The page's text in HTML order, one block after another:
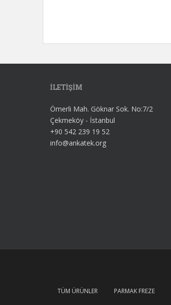
İLETİŞİM
Ömerli Mah. Göknar Sok. No:7/2
Çekmeköy - İstanbul
+90 542 239 19 52
info@ankatek.org
TÜM ÜRÜNLER PARMAK FREZE